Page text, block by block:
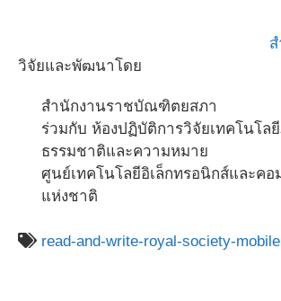
วิจัยและพัฒนาโดย
สำนักงานราชบัณฑิตยสภา
ร่วมกับ ห้องปฏิบัติการวิจัยเทคโนโล
ธรรมชาติและความหมาย
ศูนย์เทคโนโลยีอิเล็กทรอนิกส์และคอ
แห่งชาติ
read-and-write-royal-society-mobile